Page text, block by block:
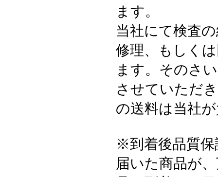
ます。
当社にて検査
修理、もしく
ます。そのさ
させていただ
の送料は当社
※到着後品質
届いた商品が